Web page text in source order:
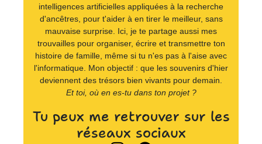
intelligences artificielles appliquées à la recherche
d'ancêtres, pour t'aider à en tirer le meilleur, sans
mauvaise surprise. Ici, je te partage aussi mes
trouvailles pour organiser, écrire et transmettre ton
histoire de famille, même si tu n'es pas à l'aise avec
l'informatique. Mon objectif : que les souvenirs d'hier
deviennent des trésors bien vivants pour demain.
Et toi, où en es-tu dans ton projet ?
Tu peux me retrouver sur les
réseaux sociaux